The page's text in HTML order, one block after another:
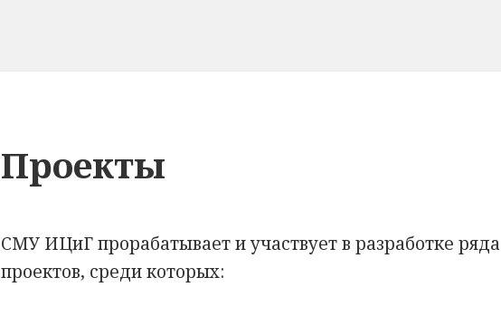
Проекты
СМУ ИЦиГ прорабатывает и участвует в разработке ряда
проектов, среди которых: